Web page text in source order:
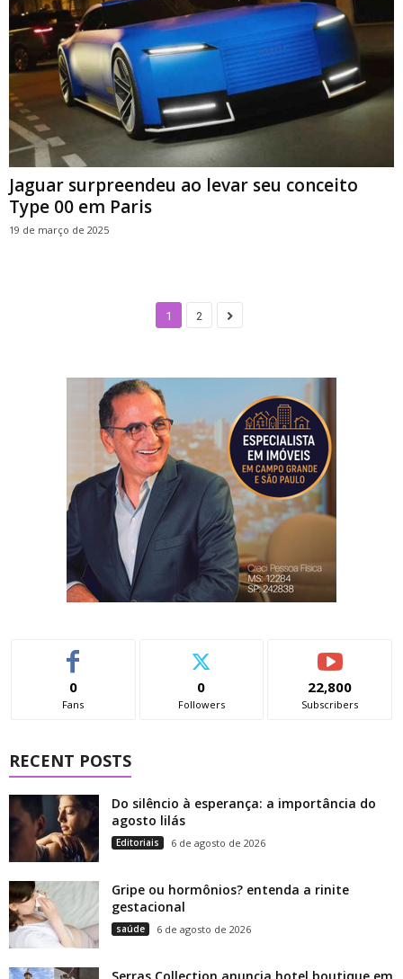
Jaguar surpreendeu ao levar seu conceito
Type 00 em Paris
19 de março de 2025
1 2
0
Fans
0
Followers
22,800
Subscribers
RECENT POSTS
Do silêncio à esperança: a importância do
agosto lilás
Editoriais 6 de agosto de 2026
Gripe ou hormônios? entenda a rinite
gestacional
saúde 6 de agosto de 2026